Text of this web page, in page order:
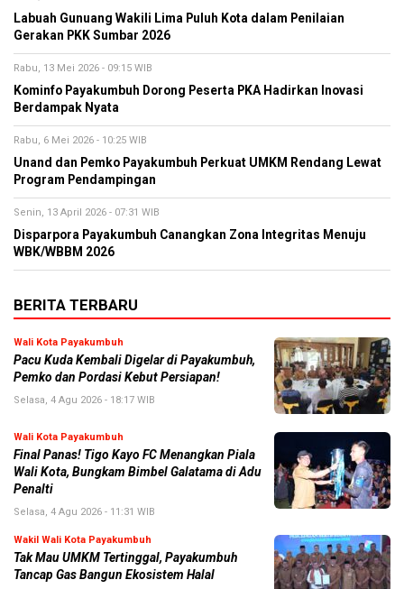
Labuah Gunuang Wakili Lima Puluh Kota dalam Penilaian
Gerakan PKK Sumbar 2026
Rabu, 13 Mei 2026 - 09:15 WIB
Kominfo Payakumbuh Dorong Peserta PKA Hadirkan Inovasi
Berdampak Nyata
Rabu, 6 Mei 2026 - 10:25 WIB
Unand dan Pemko Payakumbuh Perkuat UMKM Rendang Lewat
Program Pendampingan
Senin, 13 April 2026 - 07:31 WIB
Disparpora Payakumbuh Canangkan Zona Integritas Menuju
WBK/WBBM 2026
BERITA TERBARU
Wali Kota Payakumbuh
Pacu Kuda Kembali Digelar di Payakumbuh,
Pemko dan Pordasi Kebut Persiapan!
Selasa, 4 Agu 2026 - 18:17 WIB
Wali Kota Payakumbuh
Final Panas! Tigo Kayo FC Menangkan Piala
Wali Kota, Bungkam Bimbel Galatama di Adu
Penalti
Selasa, 4 Agu 2026 - 11:31 WIB
Wakil Wali Kota Payakumbuh
Tak Mau UMKM Tertinggal, Payakumbuh
Tancap Gas Bangun Ekosistem Halal